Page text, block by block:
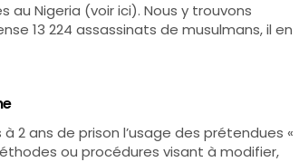
au Nigeria (voir ici). Nous y trouvons
13 224 assassinats de musulmans, il en
2 ans de prison l’usage des prétendues «
ou procédures visant à modifier,